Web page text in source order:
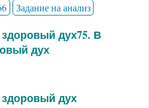
Задание на анализ
дух75. В
дух
дух